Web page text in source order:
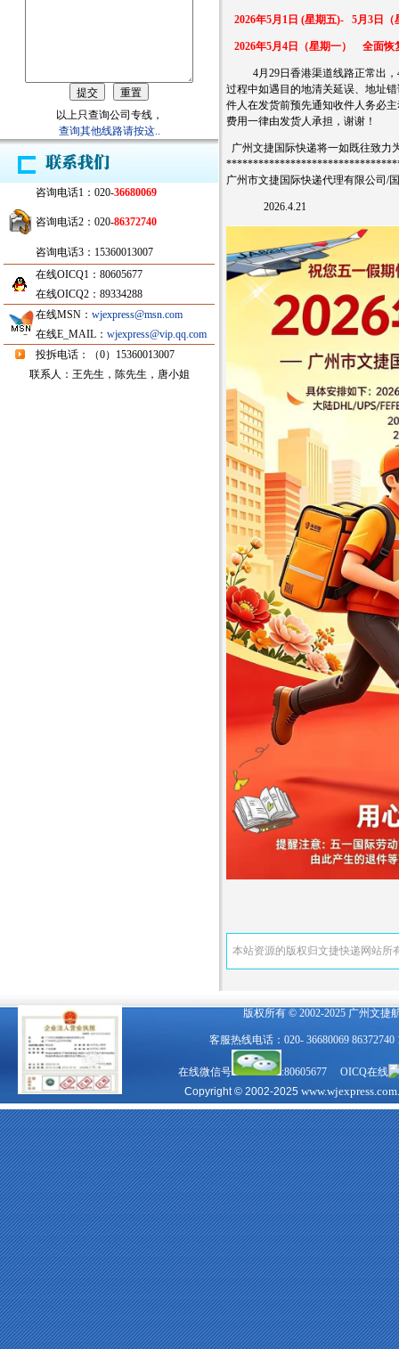
以上只查询公司专线，
查询其他线路请按这..
咨询电话1：020-36680069
咨询电话2：020-86372740
咨询电话3：15360013007
在线OICQ1：80605677
在线OICQ2：89334288
在线MSN： wjexpress@msn.com
在线E_MAIL： wjexpress@vip.qq.com
投拆电话：（0）15360013007
联系人：王先生，陈先生，唐小姐
2026年5月1日 (星期五)- 5月3日
2026年5月4日（星期一） 全面恢
4月29日香港渠道线路正常出，4
过程中如遇目的地清关延误、地址
件人在发货前预先通知收件人务必
费用一律由发货人承担，谢谢！
广州文捷国际快递将一如既往致力
广州市文捷国际快递代理有限公司/
2026.4.21
本站资源的版权归文捷快递网站所
版权所有 © 2002-2025 广州文捷
客服热线电话：020- 36680069
在线微信号
:80605677 OICQ在线
Copyright © 2002-2025 www.wjexpress.com